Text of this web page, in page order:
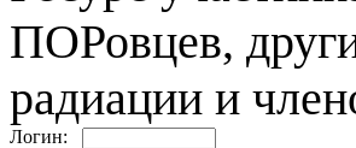
ПОРовцев,
радиации и
Логин: